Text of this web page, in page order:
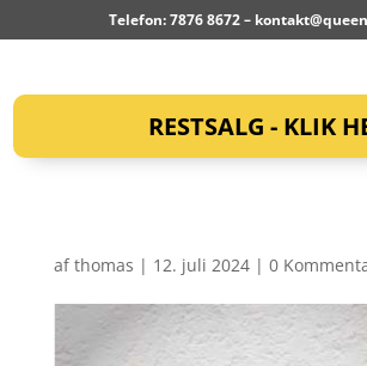
Telefon: 7876 8672 –
RESTSALG - KLIK
afthomas | 12. juli 2024| 0